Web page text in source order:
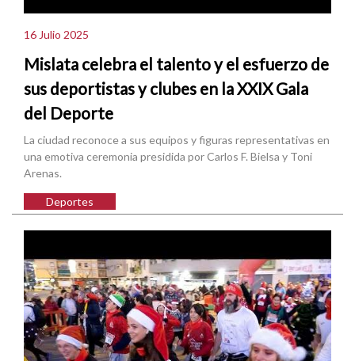
16 Julio 2025
Mislata celebra el talento y el esfuerzo de
sus deportistas y clubes en la XXIX Gala
del Deporte
La ciudad reconoce a sus equipos y figuras representativas en
una emotiva ceremonia presidida por Carlos F. Bielsa y Toni
Arenas.
Deportes